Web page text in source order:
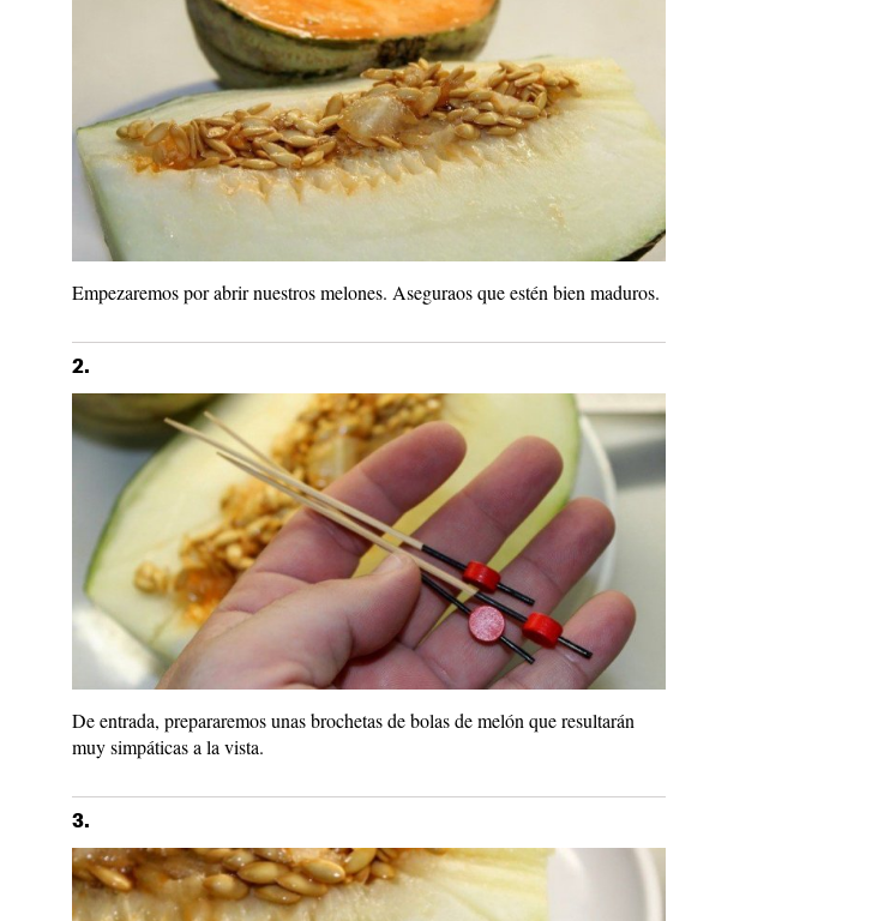
Empezaremos por abrir nuestros melones. Aseguraos que estén bien maduros.
2.
De entrada, prepararemos unas brochetas de bolas de melón que resultarán
muy simpáticas a la vista.
3.